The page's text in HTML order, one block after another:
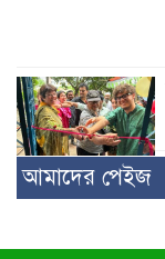
আমাদের পেইজ